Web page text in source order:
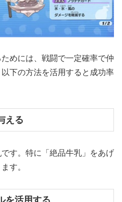
めには、戦闘で一定確率で仲
下の方法を活用すると成功率
える
す。特に「絶品牛乳」をあげ
す。